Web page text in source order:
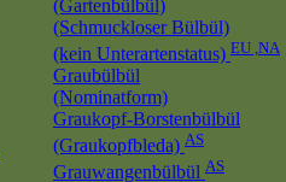
(Gartenbülbül)
(Schmuckloser Bülbül)
(kein Unterartenstatus) EU ,NA
Graubülbül
(Nominatform)
Graukopf-Borstenbülbül
(Graukopfbleda) AS
Grauwangenbülbül AS